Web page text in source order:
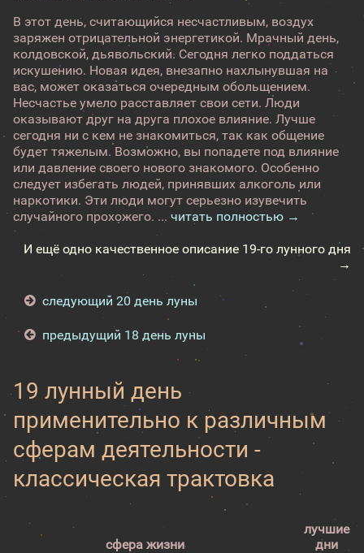
В этот день, считающийся несчастливым, воздух
заряжен отрицательной энергетикой. Мрачный день,
колдовской, дьявольский. Сегодня легко поддаться
искушению. Новая идея, внезапно нахлынувшая на
вас, может оказаться очередным обольщением.
Несчастье умело расставляет свои сети. Люди
оказывают друг на друга плохое влияние. Лучше
сегодня ни с кем не знакомиться, так как общение
будет тяжелым. Возможно, вы попадете под влияние
или давление своего нового знакомого. Особенно
следует избегать людей, принявших алкоголь или
наркотики. Эти люди могут серьезно изувечить
случайного прохожего. ...читать полностью →
И ещё одно качественное описание 19-го лунного дня
→
следующий 20 день луны
предыдущий 18 день луны
19 лунный день
применительно к различным
сферам деятельности -
классическая трактовка
сфера жизни
лучшие
дни